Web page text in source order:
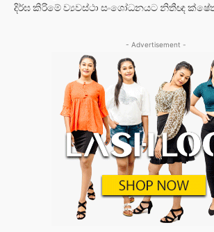
දිර්ඝ කිරිමේ ව්‍යවස්ථා සංශෝධනයට නිතීඥ
- Advertisement -